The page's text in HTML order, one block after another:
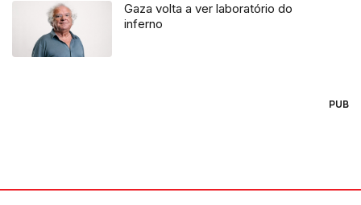
Gaza volta a ver laboratório do
inferno
PUB